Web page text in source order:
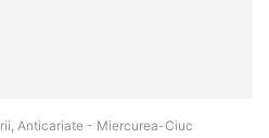
Anticariate - Miercurea-Ciuc